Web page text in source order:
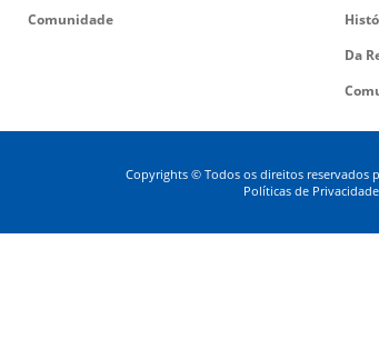
Comunidade
Da
Copyrights © Todos os direitos reservados
Políticas de Privacidade